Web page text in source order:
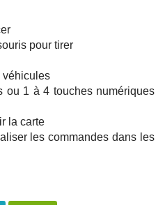
pour tirer
véhicules
ou 1 à 4 touches numériques
la carte
les commandes dans les